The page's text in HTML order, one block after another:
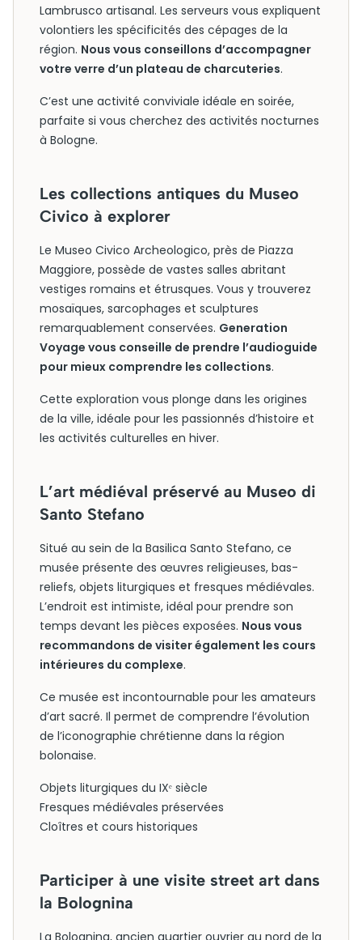
Lambrusco artisanal. Les serveurs vous expliquent
volontiers les spécificités des cépages de la
région. Nous vous conseillons d’accompagner
votre verre d’un plateau de charcuteries.
C’est une activité conviviale idéale en soirée,
parfaite si vous cherchez des activités nocturnes
à Bologne.
Les collections antiques du Museo
Civico à explorer
Le Museo Civico Archeologico, près de Piazza
Maggiore, possède de vastes salles abritant
vestiges romains et étrusques. Vous y trouverez
mosaïques, sarcophages et sculptures
remarquablement conservées. Generation
Voyage vous conseille de prendre l’audioguide
pour mieux comprendre les collections.
Cette exploration vous plonge dans les origines
de la ville, idéale pour les passionnés d’histoire et
les activités culturelles en hiver.
L’art médiéval préservé au Museo di
Santo Stefano
Situé au sein de la Basilica Santo Stefano, ce
musée présente des œuvres religieuses, bas-
reliefs, objets liturgiques et fresques médiévales.
L’endroit est intimiste, idéal pour prendre son
temps devant les pièces exposées. Nous vous
recommandons de visiter également les cours
intérieures du complexe.
Ce musée est incontournable pour les amateurs
d’art sacré. Il permet de comprendre l’évolution
de l’iconographie chrétienne dans la région
bolonaise.
Objets liturgiques du IXᵉ siècle
Fresques médiévales préservées
Cloîtres et cours historiques
Participer à une visite street art dans
la Bolognina
La Bolognina, ancien quartier ouvrier au nord de la